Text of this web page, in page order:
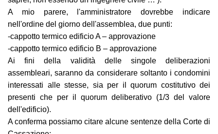
A mio parere, l'amministratore dovrebbe indicare
nell'ordine del giorno dell'assemblea, due punti:
-cappotto termico edificio A – approvazione
-cappotto termico edificio B – approvazione
Ai fini della validità delle singole deliberazioni
assembleari, saranno da considerare soltanto i condomini
interessati alle stesse, sia per il quorum costitutivo dei
presenti che per il quorum deliberativo (1/3 del valore
dell'edificio).
A conferma possiamo citare alcune sentenze della Corte di